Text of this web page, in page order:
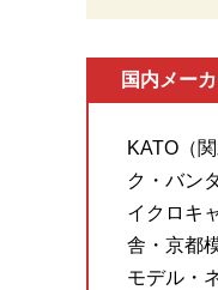
国内メー
KATO（
ク・バン
イクロキ
舎・京都
モデル・